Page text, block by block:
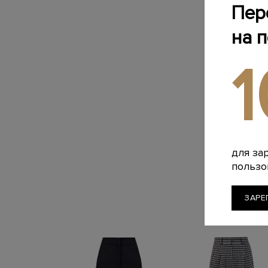
на
для